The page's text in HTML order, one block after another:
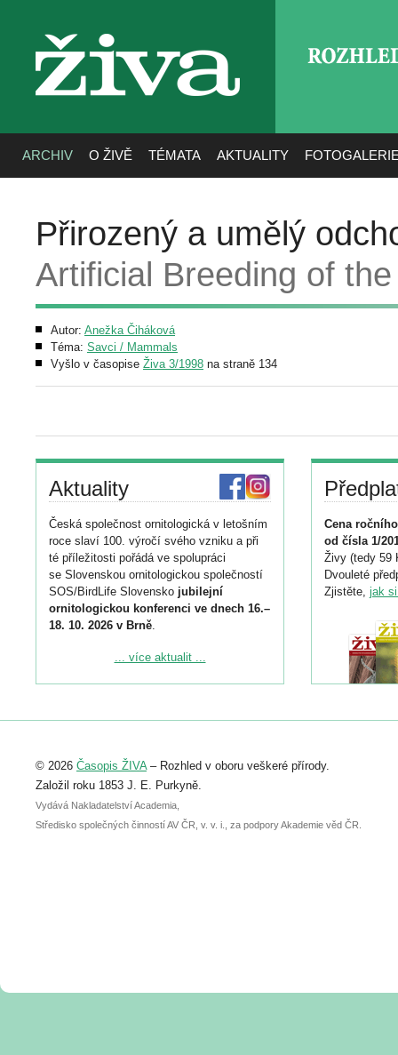
živa
ARCHIV O ŽIVĚ TÉMATA AKTUALITY
Přirozený a umělý
Artificial Breeding of
Autor: Anežka Čiháková
Téma: Savci / Mammals
Vyšlo v časopise Živa 3/1998 na straně 134
Aktuality
Česká společnost ornitologická v letošním
roce slaví 100. výročí svého vzniku a při
té příležitosti pořádá ve spolupráci
se Slovenskou ornitologickou společností
SOS/BirdLife Slovensko jubilejní
ornitologickou konferenci ve dnech 16.–
18. 10. 2026 v Brně.
Podrobnější informace ke konferenci
Registrovat se můžete do 6. září.
abstraktu přihlášené přednášky nebo
posteru je už 30. června.
... více aktualit ...
Cena
od čísla 1/
Živy (tedy 59
Dvouleté
Zjistěte, jak
© 2026 Časopis ŽIVA– Rozhled v oboru veškeré přírody.
Založil roku 1853 J. E. Purkyně.
Vydává Nakladatelství Academia,
Středisko společných činností AV ČR, v. v. i., za podpory Akademie věd ČR.